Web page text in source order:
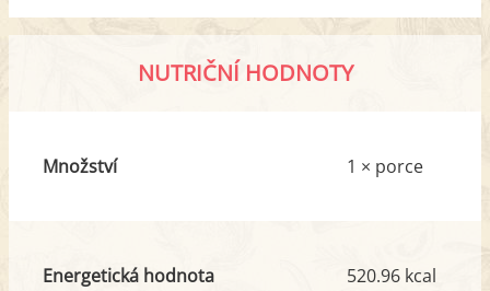
NUTRIČNÍ HODNOTY
Množství 1 × porce
Energetická hodnota 520.96 kcal